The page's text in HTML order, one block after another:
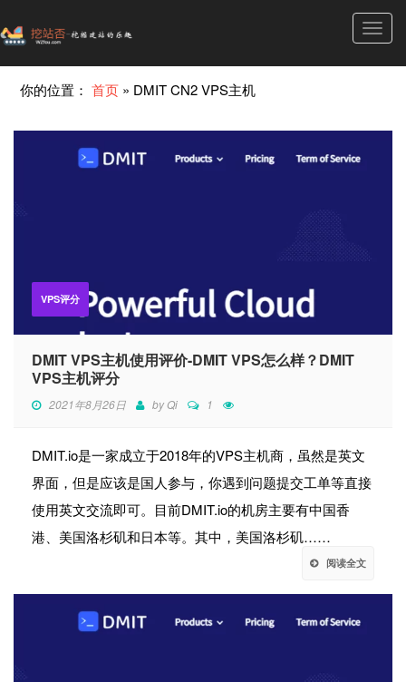
你的位置：首页 » DMIT CN2 VPS主机
VPS评分
DMIT VPS主机使用评价-DMIT VPS怎么样？DMIT
VPS主机评分
2021年8月26日 byQi 1
DMIT.io是一家成立于2018年的VPS主机商，虽然是英文
界面，但是应该是国人参与，你遇到问题提交工单等直接
使用英文交流即可。目前DMIT.io的机房主要有中国香
港、美国洛杉矶和日本等。其中，美国洛杉矶……
阅读全文